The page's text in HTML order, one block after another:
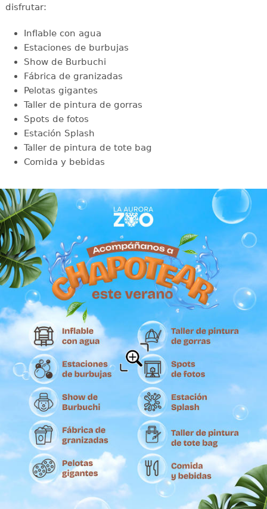
disfrutar:
Inflable con agua
Estaciones de burbujas
Show de Burbuchi
Fábrica de granizadas
Pelotas gigantes
Taller de pintura de gorras
Spots de fotos
Estación Splash
Taller de pintura de tote bag
Comida y bebidas